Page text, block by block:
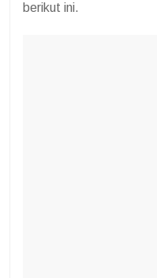
berikut ini.